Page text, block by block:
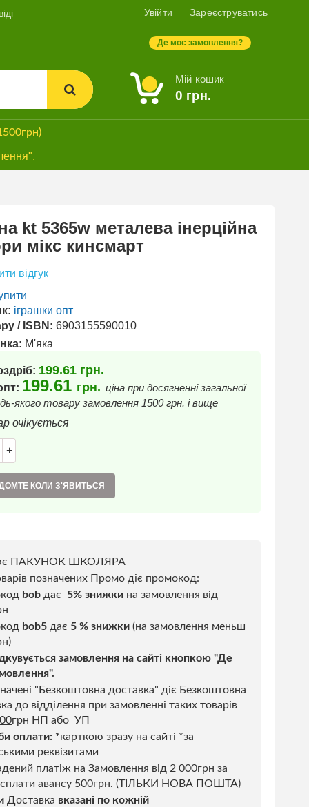
Увійти Зареєструватись
Де моє замовлення?
Мій кошик
0 грн.
kt 5365w металева інерційна
мікс кинсмарт
відгук
іграшки опт
/ ISBN: 6903155590010
М'яка
199.61 грн.
199.61 грн. ціна при досягненні загальної
якого товару замовлення 1500 грн. і вище
очікується
+
КОЛИ З'ЯВИТЬСЯ
ПАКУНОК ШКОЛЯРА
позначених Промо діє промокод:
bob дає 5% знижки на замовлення від
bob5 дає 5 % знижки (на замовлення меньш
замовлення на сайті кнопкою "Де
"Безкоштовна доставка" діє Безкоштовна
до відділення при замовленні таких товарів
грн НП або УП
оплати: *карткою зразу на сайті *за
реквізитами
платіж на Замовлення від 2 000грн за
авансу 500грн. (ТІЛЬКИ НОВА ПОШТА)
Доставка вказані по кожній